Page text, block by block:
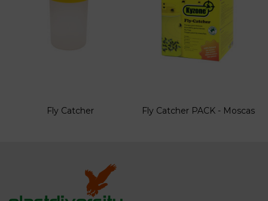
Fly Catcher Fly Catcher PACK - Moscas